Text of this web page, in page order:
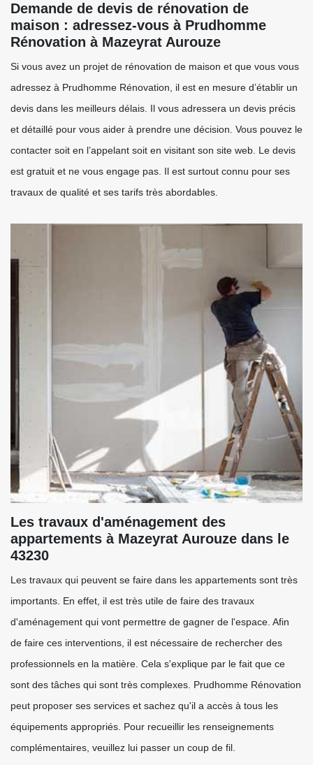
Demande de devis de rénovation de
maison : adressez-vous à Prudhomme
Rénovation à Mazeyrat Aurouze
Si vous avez un projet de rénovation de maison et que vous vous
adressez à Prudhomme Rénovation, il est en mesure d’établir un
devis dans les meilleurs délais. Il vous adressera un devis précis
et détaillé pour vous aider à prendre une décision. Vous pouvez le
contacter soit en l’appelant soit en visitant son site web. Le devis
est gratuit et ne vous engage pas. Il est surtout connu pour ses
travaux de qualité et ses tarifs très abordables.
Les travaux d'aménagement des
appartements à Mazeyrat Aurouze dans le
43230
Les travaux qui peuvent se faire dans les appartements sont très
importants. En effet, il est très utile de faire des travaux
d'aménagement qui vont permettre de gagner de l'espace. Afin
de faire ces interventions, il est nécessaire de rechercher des
professionnels en la matière. Cela s'explique par le fait que ce
sont des tâches qui sont très complexes. Prudhomme Rénovation
peut proposer ses services et sachez qu'il a accès à tous les
équipements appropriés. Pour recueillir les renseignements
complémentaires, veuillez lui passer un coup de fil.